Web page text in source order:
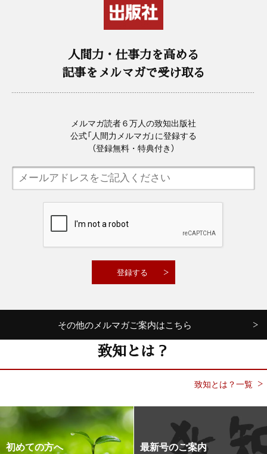
人間力・仕事力を高める
記事をメルマガで受け取る
メルマガ読者６万人の致知出版社
公式「人間力メルマガ」に登録する
（登録無料・特典付き）
その他のメルマガご案内はこちら
致知とは？
致知とは？一覧
初めての方へ 最新号のご案内